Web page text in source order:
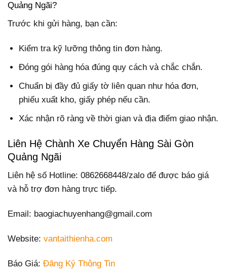
Quảng Ngãi?
Trước khi gửi hàng, bạn cần:
Kiểm tra kỹ lưỡng thông tin đơn hàng.
Đóng gói hàng hóa đúng quy cách và chắc chắn.
Chuẩn bị đầy đủ giấy tờ liên quan như hóa đơn,
phiếu xuất kho, giấy phép nếu cần.
Xác nhận rõ ràng về thời gian và địa điểm giao nhận.
Liên Hệ Chành Xe Chuyển Hàng Sài Gòn
Quảng Ngãi
Liên hệ số Hotline: 0862668448/zalo để được báo giá
và hỗ trợ đơn hàng trực tiếp.
Email: baogiachuyenhang@gmail.com
Website: vantaithienha.com
Báo Giá: Đăng Ký Thông Tin